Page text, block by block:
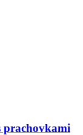
prachovkami